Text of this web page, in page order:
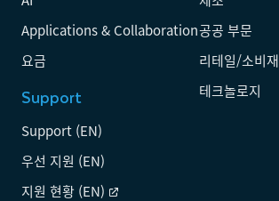
Applications & Collaboration
요금
Support
Support (EN)
우선 지원 (EN)
지원 현황 (EN)
공공 부문
리테일/소비재
테크놀로지